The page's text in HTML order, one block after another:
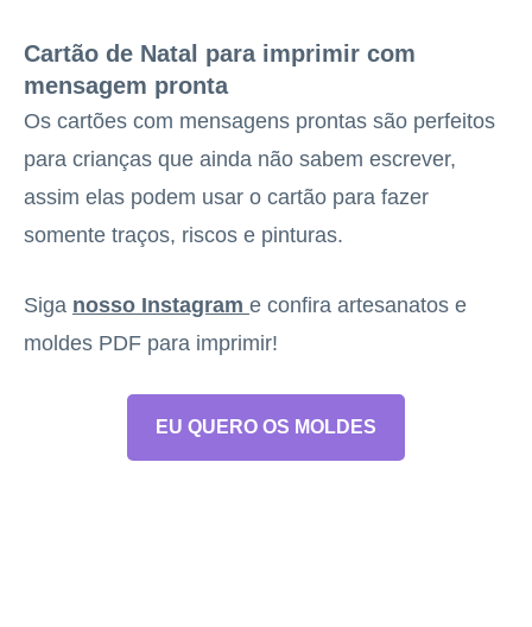
Cartão de Natal para imprimir com
mensagem pronta
Os cartões com mensagens prontas são perfeitos
para crianças que ainda não sabem escrever,
assim elas podem usar o cartão para fazer
somente traços, riscos e pinturas.
Siga nosso Instagram e confira artesanatos e
moldes PDF para imprimir!
EU QUERO OS MOLDES